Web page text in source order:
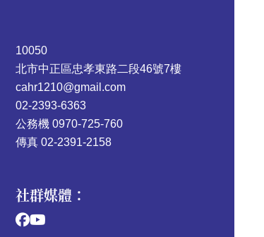
10050
北市中正區忠孝東路二段46號7樓
cahr1210@gmail.com
02-2393-6363
公務機 0970-725-760
傳真 02-2391-2158
社群媒體：